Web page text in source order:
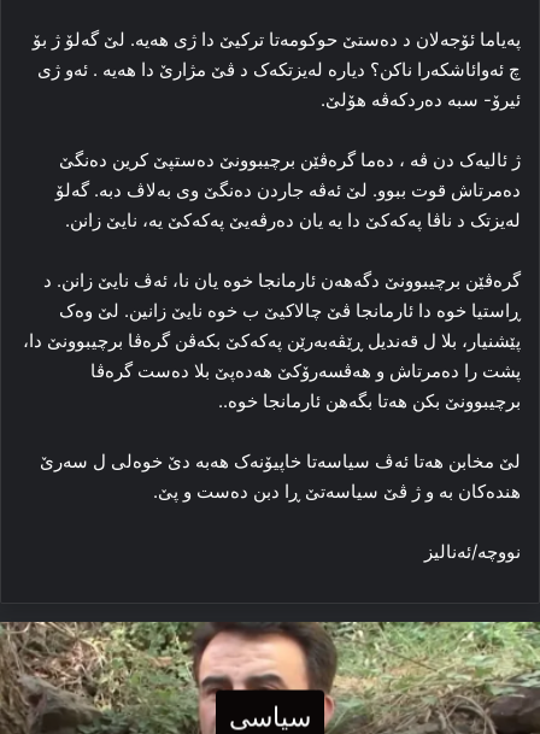
په‌یاما ئۆجەلان د ده‌ستێ حوکومه‌تا تركیێ دا ژی ھەیە. لێ گه‌لۆ ژ بۆ
چ ئه‌وائاشکه‌را ناکن؟ دیارە له‌یزتکه‌ک د ڤێ مژارێ دا هه‌یه‌ . ئه‌و ژی
ئیرۆ- سبه‌ ده‌ردکه‌ڤه‌ هۆلێ.
ژ ئالیه‌ک دن ڤه‌ ، ده‌ما گره‌ڤێن برچیبوونێ ده‌ستپێ کرین ده‌نگێ
ده‌مرتاش قوت ببوو. لێ ئه‌ڤه‌ جاردن ده‌نگێ وی به‌لاڤ دبه‌. گه‌لۆ
له‌یزتک د ناڤا پەکەکێ دا یه‌ یان ده‌رڤه‌یێ پەکەکێ یه‌، نایێ زانن.
گره‌ڤێن برچیبوونێ دگەهەن ئارمانجا خوه‌ یان نا، ئه‌ڤ نایێ زانن. د
ڕاستیا خوه‌ دا ئارمانجا ڤێ چالاکیێ ب خوه‌ نایێ زانین. لێ وه‌ک
پێشنیار، بلا ل قه‌ندیل ڕێڤه‌به‌رێن پەکەکێ بکه‌ڤن گره‌ڤا برچیبوونێ دا،
پشت را ده‌مرتاش و هه‌ڤسه‌رۆکێ هەدەپێ بلا ده‌ست گره‌ڤا
برچیبوونێ بکن هه‌تا بگەهن ئارمانجا خوه‌..
لێ مخابن هه‌تا ئه‌ڤ سیاسه‌تا خاپیۆنه‌ک هه‌بە دێ خوه‌لی ل سه‌رێ
هنده‌کان به‌ و ژ ڤێ سیاسه‌تێ ڕا دبن ده‌ست و پێ.
نووچه‌/ئەنالیز
سیاسی